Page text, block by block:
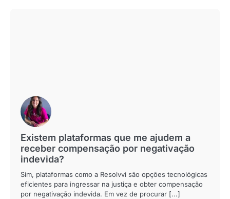
Existem plataformas que me ajudem a
receber compensação por negativação
indevida?
Sim, plataformas como a Resolvvi são opções tecnológicas
eficientes para ingressar na justiça e obter compensação
por negativação indevida. Em vez de procurar [...]